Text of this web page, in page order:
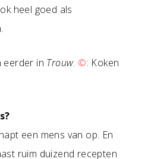
heel goed als
eerder in Trouw. ©: Koken
een mens van op. En
ruim duizend recepten